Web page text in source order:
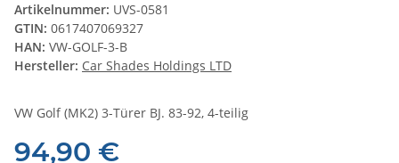
Artikelnummer: UVS-0581
GTIN: 0617407069327
HAN: VW-GOLF-3-B
Hersteller: Car Shades Holdings LTD
VW Golf (MK2) 3-Türer BJ. 83-92, 4-teilig
94,90 €